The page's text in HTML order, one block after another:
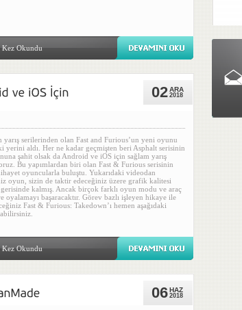
Kez Okundu
02ARA
2018
serilerinden olan Fast and Furious’un yeni oyunu
yerini aldı. Her ne kadar geçmişten beri Asphalt serisinin
şahit olsak da Android ve iOS için sağlam yarış
Bu yapımlardan biri olan Fast & Furious serisinin
oyuncularla buluştu. Yukarıdaki videodan
oyun, sizin de taktir edeceğiniz üzere grafik kalitesi
gerisinde kalmış. Ancak birçok farklı oyun modu ve araç
oyalamayı başaracaktır. Görev bazlı işleyen hikaye ile
Fast & Furious: Takedown’ı hemen aşağıdaki
Kez Okundu
06HAZ
2018